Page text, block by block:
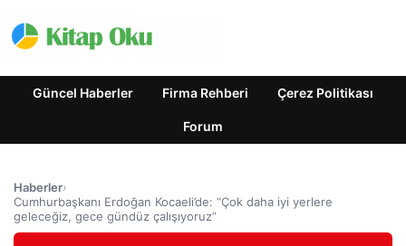
Güncel Haberler Firma Rehberi Çerez Politikası
Forum
Haberler›
Cumhurbaşkanı Erdoğan Kocaeli’de: “Çok daha iyi yerlere
geleceğiz, gece gündüz çalışıyoruz”